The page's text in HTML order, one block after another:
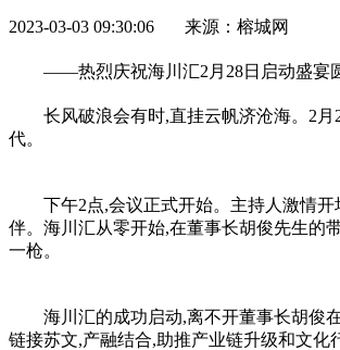
2023-03-03 09:30:06 来源：榕城网
——热烈庆祝海川汇2月28日启动盛宴
长风破浪会有时,直挂云帆济沧海。2
代。
下午2点,会议正式开始。主持人激情
伴。海川汇从零开始,在董事长胡俊先生的
一枪。
海川汇的成功启动,离不开董事长胡俊
链接苏文,产融结合,助推产业链升级和文化